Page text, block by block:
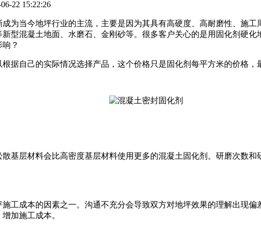
22 15:22:26
为当今地坪行业的主流，主要是因为其具有高硬度、高耐磨性、施
型混凝土地面、水磨石、金刚砂等。很多客户关心的是用固化剂硬
？
据自己的实际情况选择产品，这个价格只是固化剂每平方米的价格，
基层材料会比高密度基层材料使用更多的混凝土固化剂。研磨次数
工成本的因素之一。沟通不充分会导致双方对地坪效果的理解出现
加施工成本。